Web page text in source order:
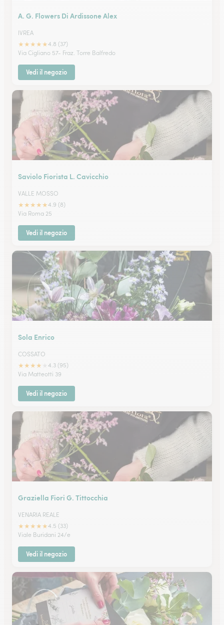
A. G. Flowers Di Ardissone Alex
IVREA
★★★★★4.8 (37)
Via Cigliano 57- Fraz. Torre Balfredo
Vedi il negozio
Saviolo Fiorista L. Cavicchio
VALLE MOSSO
★★★★★4.9 (8)
Via Roma 25
Vedi il negozio
Sola Enrico
COSSATO
★★★★
4.3 (95)
Via Matteotti 39
Vedi il negozio
Graziella Fiori G. Tittocchia
VENARIA REALE
★★★★★4.5 (33)
Viale Buridani 24/e
Vedi il negozio